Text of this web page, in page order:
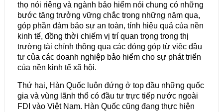
thọ nói riêng và ngành bảo hiểm nói chung có những
bước tăng trưởng vững chắc trong những năm qua,
góp phần đảm bảo sự an toàn, tính hiệu quả của nền
kinh tế, đồng thời chiếm vị trí quan trọng trong thị
trường tài chính thông qua các đóng góp từ việc đầu
tư của các doanh nghiệp bảo hiểm cho sự phát triển
của nền kinh tế xã hội.
Thứ hai, Hàn Quốc luôn đứng ở top đầu những quốc
gia và vùng lãnh thổ có đầu tư trực tiếp nước ngoài
FDI vào Việt Nam. Hàn Quốc cũng đang thực hiện